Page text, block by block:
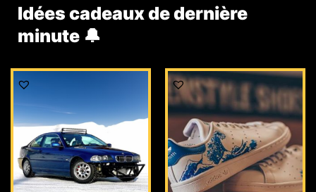
Idées cadeaux de dernière
minute 🔔